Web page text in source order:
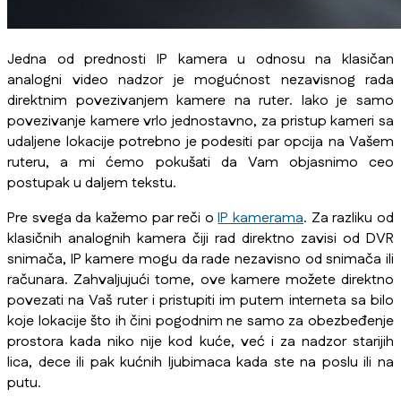
Jedna od prednosti IP kamera u odnosu na klasičan
analogni video nadzor je mogućnost nezavisnog rada
direktnim povezivanjem kamere na ruter. Iako je samo
povezivanje kamere vrlo jednostavno, za pristup kameri sa
udaljene lokacije potrebno je podesiti par opcija na Vašem
ruteru, a mi ćemo pokušati da Vam objasnimo ceo
postupak u daljem tekstu.
Pre svega da kažemo par reči oIP kamerama. Za razliku od
klasičnih analognih kamera čiji rad direktno zavisi od DVR
snimača, IP kamere mogu da rade nezavisno od snimača ili
računara. Zahvaljujući tome, ove kamere možete direktno
povezati na Vaš ruter i pristupiti im putem interneta sa bilo
koje lokacije što ih čini pogodnim ne samo za obezbeđenje
prostora kada niko nije kod kuće, već i za nadzor starijih
lica, dece ili pak kućnih ljubimaca kada ste na poslu ili na
putu.